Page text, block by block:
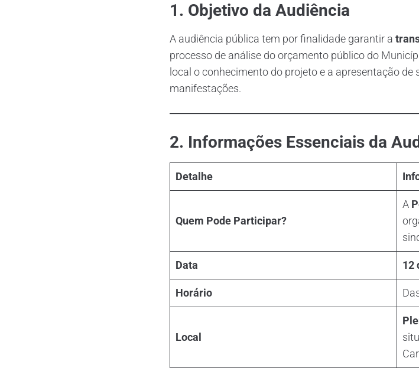
1. Objetivo da Audiência
A audiência pública tem por finalidade garantir a
processo de análise do orçamento público do
local o conhecimento do projeto e a apresentação
manifestações.
2. Informações Essenciais da
Detalhe
Quem Pode Participar?
A
Data 12
Horário
Local